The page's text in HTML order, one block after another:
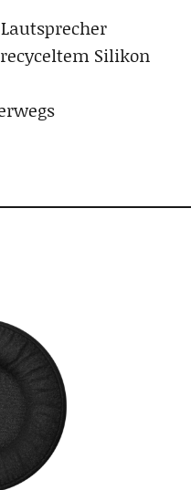
Silikon